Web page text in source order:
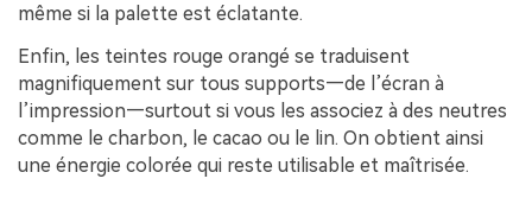
même si la palette est éclatante.
Enfin, les teintes rouge orangé se traduisent
magnifiquement sur tous supports—de l’écran à
l’impression—surtout si vous les associez à des neutres
comme le charbon, le cacao ou le lin. On obtient ainsi
une énergie colorée qui reste utilisable et maîtrisée.